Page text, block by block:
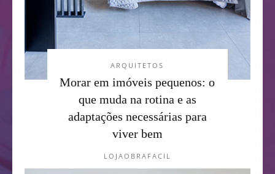
ARQUITETOS
Morar em imóveis pequenos: o
que muda na rotina e as
adaptações necessárias para
viver bem
LOJAOBRAFACIL